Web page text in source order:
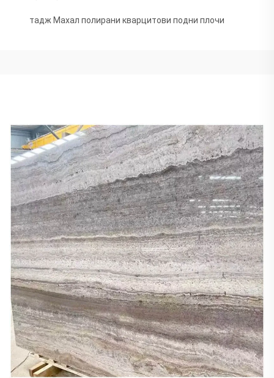
тадж Махал полирани кварцитови подни плочи